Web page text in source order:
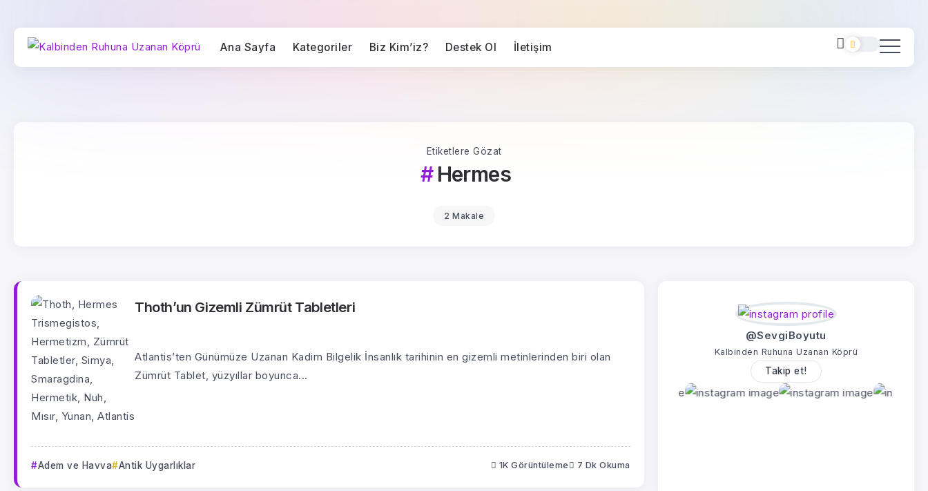
Ana Sayfa Kategoriler Biz Kim’iz? Destek Ol İletişim
Etiketlere Gözat
Hermes
2 Makale
Thoth’un Gizemli Zümrüt Tabletleri
Atlantis’ten Günümüze Uzanan Kadim Bilgelik İnsanlık tarihinin en gizemli metinlerinden biri olan
Zümrüt Tablet, yüzyıllar boyunca...
Adem ve Havva Antik Uygarlıklar 1K Görüntüleme 7 Dk Okuma
@SevgiBoyutu
Kalbinden Ruhuna Uzanan Köprü
Takip et!